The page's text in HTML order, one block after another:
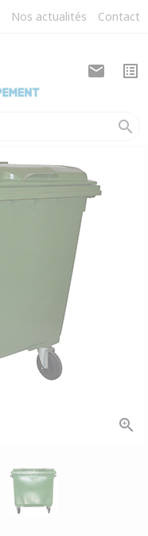
Nos actualités Contact
mail list_alt
search
zoom_in